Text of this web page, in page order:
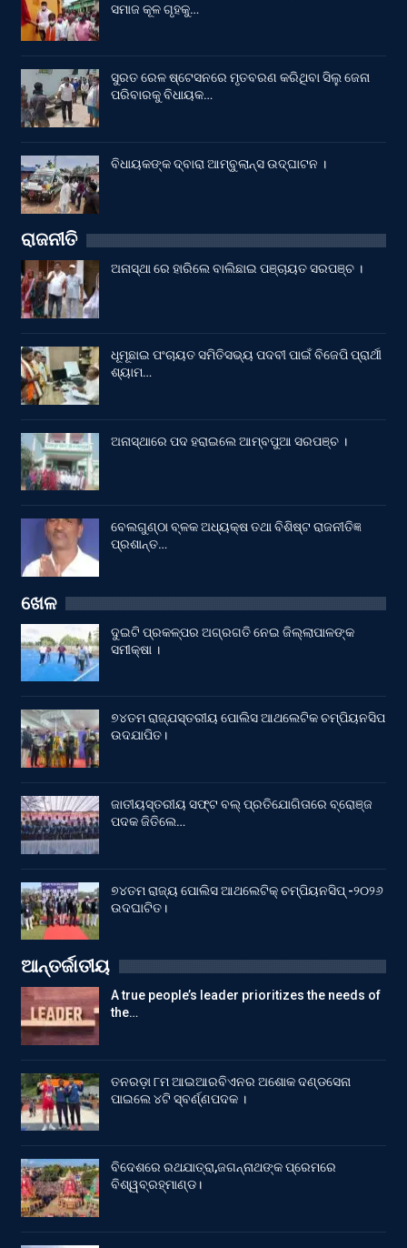
ସମାଜ କୂଳ ଗୃହକୁ…
ସୁରତ ରେଳ ଷ୍ଟେସନରେ ମୃତବରଣ କରିଥିବା ସିଲୁ ଜେନା
ପରିବାରକୁ ବିଧାୟକ…
ବିଧାୟକଙ୍କ ଦ୍ବାରା ଆମ୍ବୁଲାନ୍ସ ଉଦ୍‌ଘାଟନ ।
ରାଜନୀତି
ଅନାସ୍ଥା ରେ ହାରିଲେ ବାଲିଛାଇ ପଞ୍ଚାୟତ ସରପଞ୍ଚ ।
ଧୂମୂଛାଇ ପଂଚାୟତ ସମିତିସଭ୍ୟ ପଦବୀ ପାଇଁ ବିଜେପି ପ୍ରାର୍ଥୀ
ଶ୍ୟାମ…
ଅନାସ୍ଥାରେ ପଦ ହରାଇଲେ ଆମ୍ବପୁଆ ସରପଞ୍ଚ ।
ବେଲଗୁଣ୍ଠା ବ୍ଳକ ଅଧ୍ୟକ୍ଷ ତଥା ବିଶିଷ୍ଟ ରାଜନୀତିଜ୍ଞ
ପ୍ରଶାନ୍ତ…
ଖେଳ
ଦୁଇଟି ପ୍ରକଳ୍ପର ଅଗ୍ରଗତି ନେଇ ଜିଲ୍ଲାପାଳଙ୍କ
ସମୀକ୍ଷା ।
୭୪ତମ ରାଜ୍ଯସ୍ତରୀୟ ପୋଲିସ ଆଥଲେଟିକ ଚମ୍ପିୟନସିପ
ଉଦଯାପିତ।
ଜାତୀୟସ୍ତରୀୟ ସଫ୍ଟ ବଲ୍ ପ୍ରତିଯୋଗିତାରେ ବ୍ରୋଞ୍ଜ
ପଦକ ଜିତିଲେ…
୭୪ତମ ରାଜ୍ୟ ପୋଲିସ ଆଥଲେଟିକ୍ ଚମ୍ପିୟନସିପ୍ -୨୦୨୬
ଉଦଘାଟିତ।
ଆନ୍ତର୍ଜାତୀୟ
A true people’s leader prioritizes the needs of
the…
ତନରଡ଼ା ୮ମ ଆଇଆରବିଏନର ଅଶୋକ ଦଣ୍ଡସେନା
ପାଇଲେ ୪ଟି ସ୍ବର୍ଣ୍ଣପଦକ ।
ବିଦେଶରେ ରଥଯାତ୍ରା,ଜଗନ୍ନାଥଙ୍କ ପ୍ରେମରେ
ବିଶ୍ୱବ୍ରହ୍ମାଣ୍ଡ।